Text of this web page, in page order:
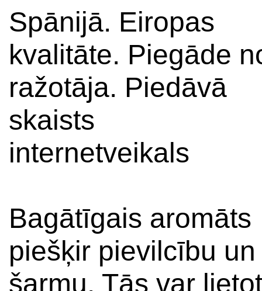
Spānijā. Eiropas
kvalitāte. Piegāde
ražotāja. Piedāvā
skaists
internetveikals
Bagātīgais aromāts
piešķir pievilcību un
šarmu. Tās var lietot